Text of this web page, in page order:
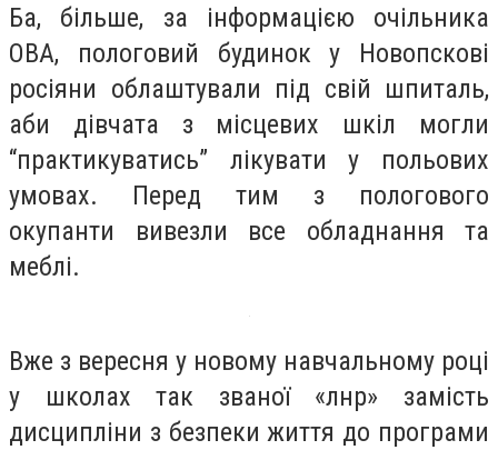
Ба, більше, за інформацією очільника
ОВА, пологовий будинок у Новопскові
росіяни облаштували під свій шпиталь,
аби дівчата з місцевих шкіл могли
“практикуватись” лікувати у польових
умовах. Перед тим з пологового
окупанти вивезли все обладнання та
меблі.
Вже з вересня у новому навчальному році
у школах так званої «лнр» замість
дисципліни з безпеки життя до програми